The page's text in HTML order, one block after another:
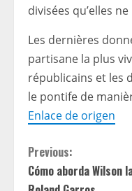
divisées qu’elles
Les dernières
partisane la plus
républicains et les
le pontife de
Enlace de origen
C
Previous:
Cómo aborda Wilson